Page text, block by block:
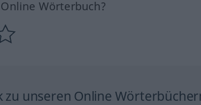
Wörterbuch?
zu unseren Online